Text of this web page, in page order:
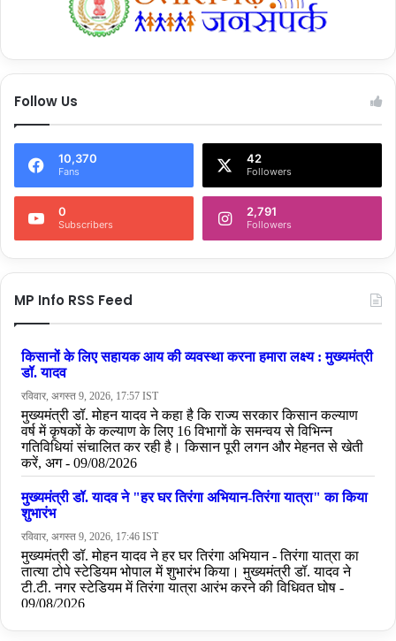
Follow Us
10,370
Fans
42
Followers
0
Subscribers
2,791
Followers
MP Info RSS Feed